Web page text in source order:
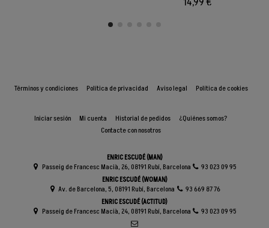
Términos y condiciones Política de privacidad Aviso legal Política de cookies
Iniciar sesión Mi cuenta Historial de pedidos
¿Quiénes somos?
Contacte con nosotros
ENRIC ESCUDÉ (MAN)
Passeig de Francesc Macià, 26, 08191 Rubí, Barcelona
93 023 09 95
ENRIC ESCUDÉ (WOMAN)
Av. de Barcelona, 5, 08191 Rubí, Barcelona
93 669 87 76
ENRIC ESCUDÉ (ACTITUD)
Passeig de Francesc Macià, 24, 08191 Rubí, Barcelona
93 023 09 95